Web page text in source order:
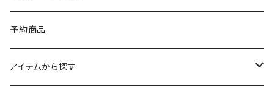
予約商品
アイテムから探す